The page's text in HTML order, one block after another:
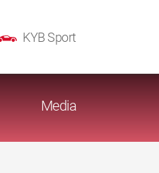
KYB Sport
Media